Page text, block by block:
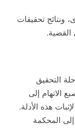
ونتائج تحقيقات
القضية.
التحقيق
الاتهام إلى
هذه الأدلة.
المحكمة